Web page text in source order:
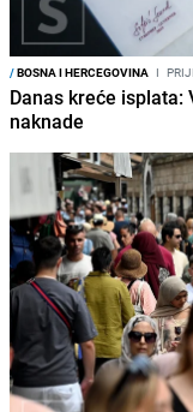
/BOSNA I HERCEGOVINA I
Danas kreće isplata:
naknade